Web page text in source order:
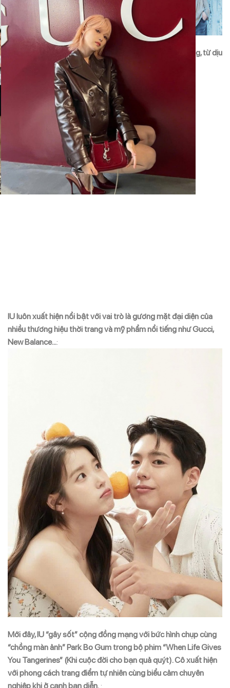
Nữ ca sĩ thử sức với nhiều phong cách thời trang đa dạng, từ dịu
dàng, nữ tính đến quyến rũ, hiện đại.
IU luôn xuất hiện nổi bật với vai trò là gương mặt đại diện của
nhiều thương hiệu thời trang và mỹ phẩm nổi tiếng như Gucci,
New Balance…:
Mới đây, IU “gây sốt” cộng đồng mạng với bức hình chụp cùng
“chồng màn ảnh” Park Bo Gum trong bộ phim “When Life Gives
You Tangerines” (Khi cuộc đời cho bạn quả quýt). Cô xuất hiện
với phong cách trang điểm tự nhiên cùng biểu cảm chuyên
nghiệp khi ở cạnh bạn diễn. :